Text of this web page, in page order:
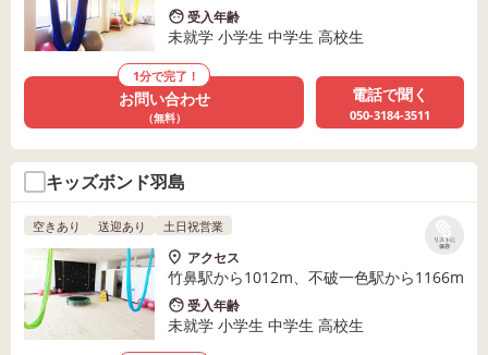
受入年齢
未就学 小学生 中学生 高校生
1分で完了！
お問い合わせ
（無料）
電話で聞く
050-3184-3511
キッズボンド羽島
リストに
保存
空きあり 送迎あり 土日祝営業
アクセス
竹鼻駅から1012m、不破一色駅から1166m
受入年齢
未就学 小学生 中学生 高校生